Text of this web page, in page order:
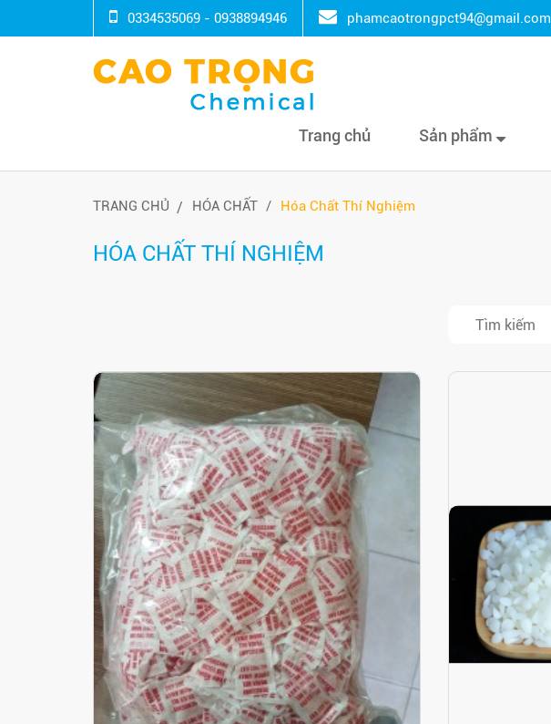
0334535069 - 0938894946 phamcaotrongpct94@gmail.com
Trang chủ Sản phẩm
TRANG CHỦ HÓA CHẤT Hóa Chất Thí Nghiệm
HÓA CHẤT THÍ NGHIỆM